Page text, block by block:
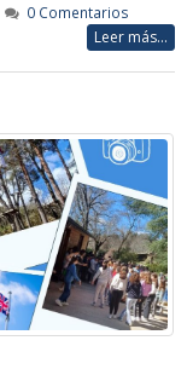
0 Comentarios
Leer más...